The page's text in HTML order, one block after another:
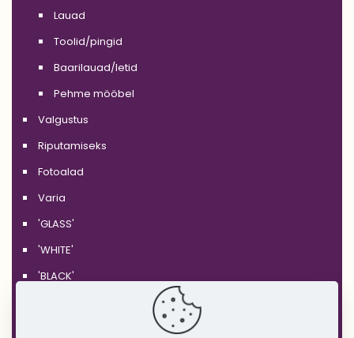
Lauad
Toolid/pingid
Baarilauad/letid
Pehme mööbel
Valgustus
Riputamiseks
Fotoalad
Varia
'GLASS'
'WHITE'
'BLACK'